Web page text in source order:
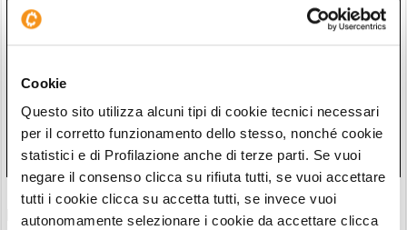
Cookie
Questo sito utilizza alcuni tipi di cookie tecnici necessari
per il corretto funzionamento dello stesso, nonché cookie
statistici e di Profilazione anche di terze parti. Se vuoi
negare il consenso clicca su rifiuta tutti, se vuoi accettare
tutti i cookie clicca su accetta tutti, se invece vuoi
autonomamente selezionare i cookie da accettare clicca
Bybit EU ottiene licenza EMI in Bybit Payments GmbH per
potenziare i pagamenti digitali